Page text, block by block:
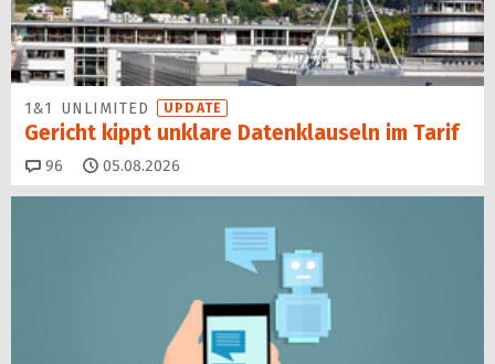
1&1 UNLIMITED UPDATE
Gericht kippt unklare Datenklauseln im Tarif
96 Kommentare
05.08.2026